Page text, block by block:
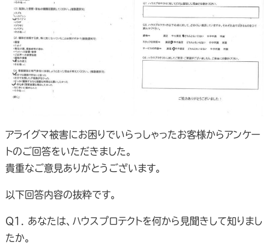
アライグマ被害にお困りでいらっしゃったお客様からアンケー
トのご回答をいただきました。
貴重なご意見ありがとうございます。
以下回答内容の抜粋です。
Q1. あなたは、ハウスプロテクトを何から見聞きして知りまし
たか。